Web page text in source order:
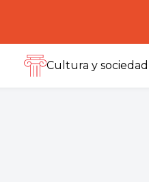
Cultura y sociedad